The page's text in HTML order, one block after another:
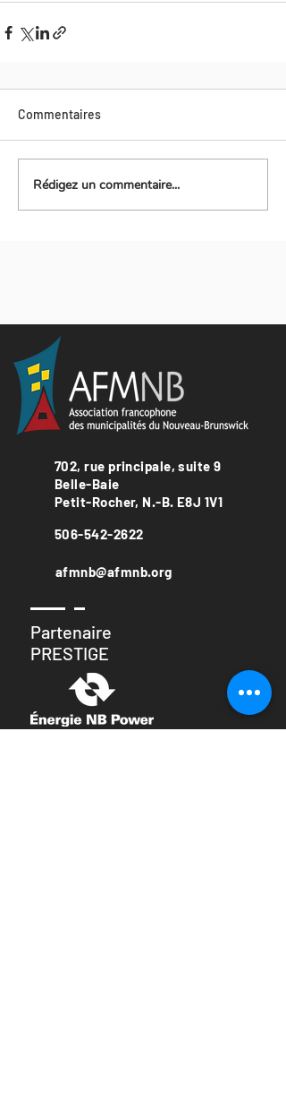
Commentaires
Rédigez un commentaire...
702, rue principale, suite 9
Belle-Baie
Petit-Rocher, N.-B. E8J 1V1
506-542-2622
afmnb@afmnb.org
Partenaire
PRESTIGE